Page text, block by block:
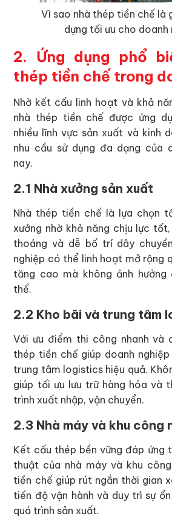
Vì sao nhà thép tiền chế là
dựng tối ưu cho doanh
2. Ứng dụng phổ
thép tiền chế trong
Nhờ kết cấu linh hoạt và khả
nhà thép tiền chế được ứng
nhiều lĩnh vực sản xuất và kinh
nhu cầu sử dụng đa dạng của
nay.
2.1 Nhà xưởng sản xuất
Nhà thép tiền chế là lựa chọn
xưởng nhờ khả năng chịu lực
thoáng và dễ bố trí dây
nghiệp có thể linh hoạt mở rộng
tăng cao mà không ảnh
thể.
2.2 Kho bãi và trung tâm
Với ưu điểm thi công nhanh và
thép tiền chế giúp doanh
trung tâm logistics hiệu quả.
giúp tối ưu lưu trữ hàng hóa và
trình xuất nhập, vận chuyển.
2.3 Nhà máy và khu công
Kết cấu thép bền vững đáp ứng
thuật của nhà máy và khu
tiền chế giúp rút ngắn thời gian
tiến độ vận hành và duy trì sự
quá trình sản xuất.